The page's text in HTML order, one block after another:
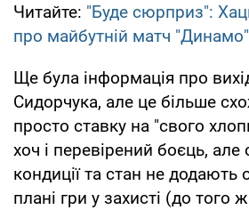
Читайте: "Буде сюрприз":
про майбутній матч
Ще була інформація про
Сидорчука, але це більше
просто ставку на "свого
хоч і перевірений боєць, але
кондиції та стан не додають
плані гри у захисті (до того